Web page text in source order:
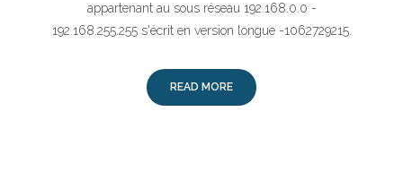
appartenant au sous réseau 192.168.0.0 -
192.168.255.255 s'écrit en version longue -1062729215.
READ MORE